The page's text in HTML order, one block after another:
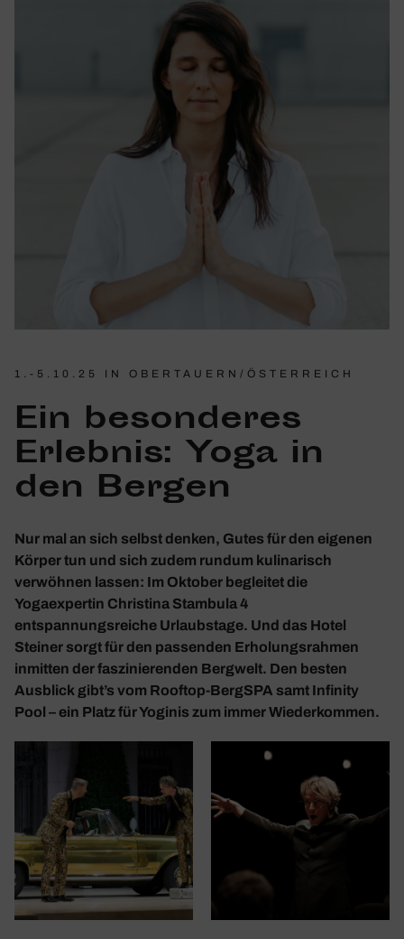
1.-5.10.25 IN OBERTAUERN/ÖSTERREICH
Ein beson­deres
Erlebnis: Yoga in
den Bergen
Nur mal an sich selbst denken, Gutes für den eigenen
Körper tun und sich zudem rundum kulinarisch
verwöhnen lassen: Im Oktober begleitet die
Yogaexpertin Christina Stambula 4
entspannungsreiche Urlaubstage. Und das Hotel
Steiner sorgt für den passenden Erholungsrahmen
inmitten der faszinierenden Bergwelt. Den besten
Ausblick gibt’s vom Rooftop-BergSPA samt Infinity
Pool – ein Platz für Yoginis zum immer Wiederkommen.